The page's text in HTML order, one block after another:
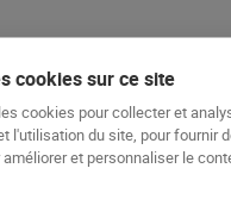
cookies sur ce site
cookies pour collecter et
l'utilisation du site, pour fournir
et personnaliser le